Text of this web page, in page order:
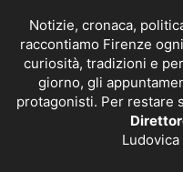
Notizie, cronaca,
raccontiamo Firenze
curiosità, tradizioni e
giorno, gli
protagonisti. Per restare